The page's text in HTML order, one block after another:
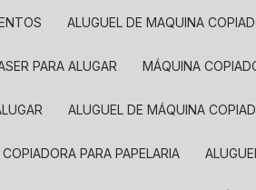
ALUGUEL DE MAQUINA
PARA ALUGAR MÁQUINA
ALUGUEL DE MÁQUINA
COPIADORA PARA PAPELARIA